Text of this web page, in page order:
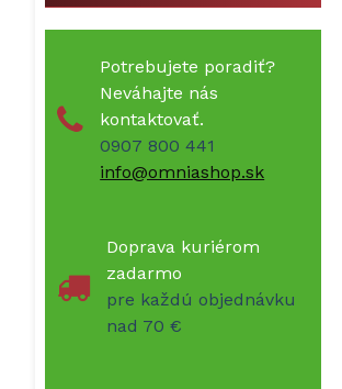
Potrebujete poradiť?
Neváhajte nás
kontaktovať.
0907 800 441
info@omniashop.sk
Doprava kuriérom
zadarmo
pre každú objednávku
nad 70 €